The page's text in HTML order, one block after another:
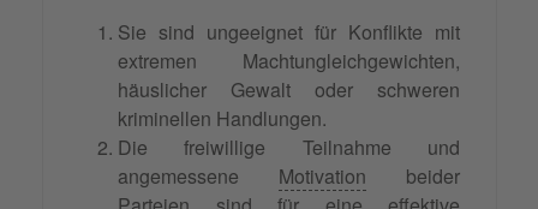
Sie sind ungeeignet für Konflikte mit
extremen Machtungleichgewichten,
häuslicher Gewalt oder schweren
kriminellen Handlungen.
Die freiwillige Teilnahme und
angemessene Motivation beider